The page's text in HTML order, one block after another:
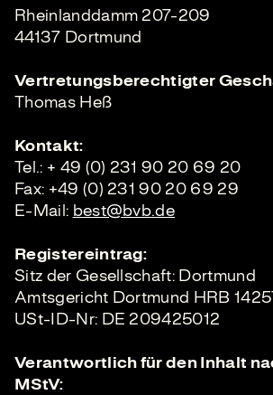
Rheinlanddamm 207-209
44137 Dortmund
Vertretungsberechtigter
Thomas Heß
Kontakt:
Tel.: + 49 (0) 231 90 20 69 20
Fax: +49 (0) 231 90 20 69 29
E-Mail: best@bvb.de
Registereintrag:
Sitz der Gesellschaft: Dortmund
Amtsgericht Dortmund HRB
USt-ID-Nr: DE 209425012
Verantwortlich für den Inhalt
MStV: